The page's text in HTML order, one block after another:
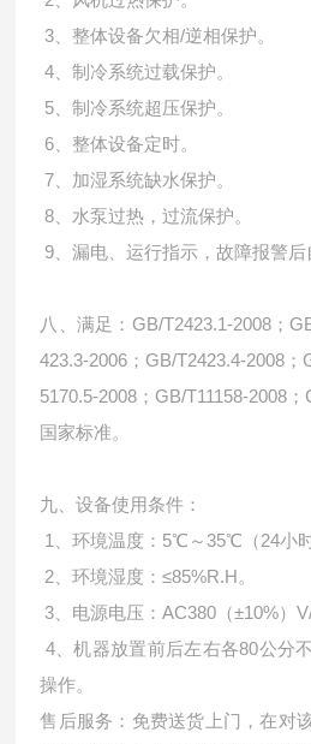
3、整体设备欠相/逆相保护。
4、制冷系统过载保护。
5、制冷系统超压保护。
6、整体设备定时。
7、加湿系统缺水保护。
8、水泵过热，过流保护。
9、漏电、运行指示，故障报警后
八、 满足：GB/T2423.1-2008；
423.3-2006；GB/T2423.4-2008
5170.5-2008；GB/T11158-2008
国家标准。
九、设备使用条件：
1、环境温度：5℃～35℃（24小
2、环境湿度：≤85%R.H。
3、电源电压：AC380（±10%）
4、机器放置前后左右各80公分
操作。
售后服务：免费送货上门，在对